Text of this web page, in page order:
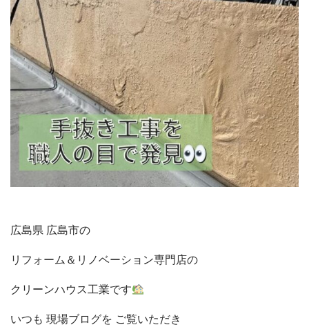
広島県 広島市の
リフォーム＆リノベーション専門店の
クリーンハウス工業です
いつも 現場ブログを ご覧いただき